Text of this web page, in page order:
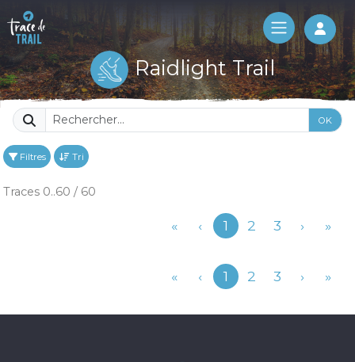
Log
Raidlight Trail
OK
Filtres Tri
Traces 0..60 / 60
« ‹Précédent
1 2 3 › »
« ‹Précédent
1 2 3 › »